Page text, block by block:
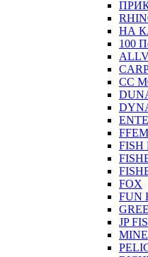
НА
100
CC
FFEM
FISH
FOX
FUN
JP